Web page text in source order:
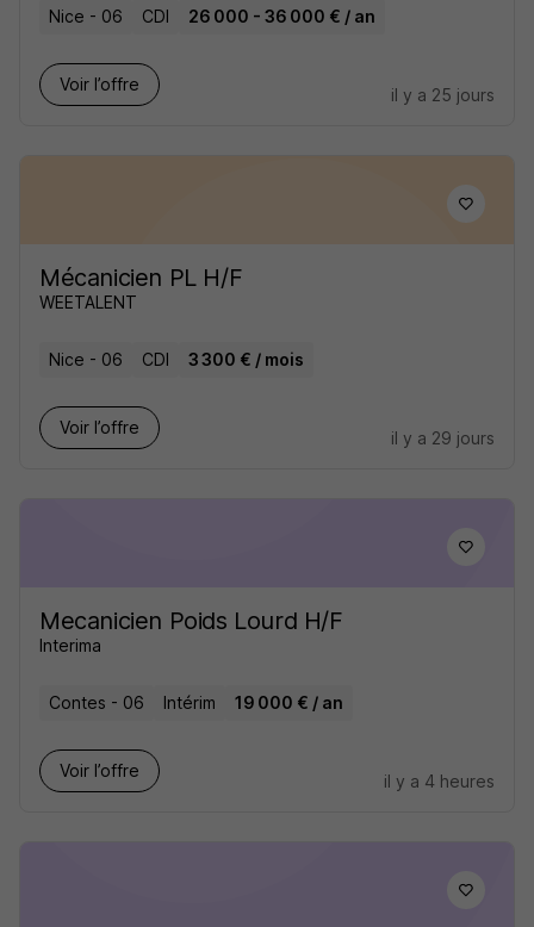
Nice - 06 CDI 26 000 - 36 000 € / an
Voir l’offre
il y a 25 jours
Mécanicien PL H/F
WEETALENT
Nice - 06 CDI 3 300 € / mois
Voir l’offre
il y a 29 jours
Mecanicien Poids Lourd H/F
Interima
Contes - 06 Intérim 19 000 € / an
Voir l’offre
il y a 4 heures